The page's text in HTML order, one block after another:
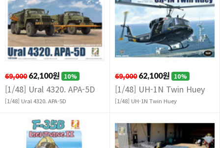
69,000 62,100원 10%
[1/48] Ural 4320. APA-5D
[1/48] Ural 4320. APA-5D
69,000 62,100원 10%
[1/48] UH-1N Twin Huey
[1/48] UH-1N Twin Huey